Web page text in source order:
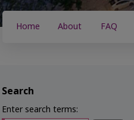
Home About FAQ
Search
Enter search terms: